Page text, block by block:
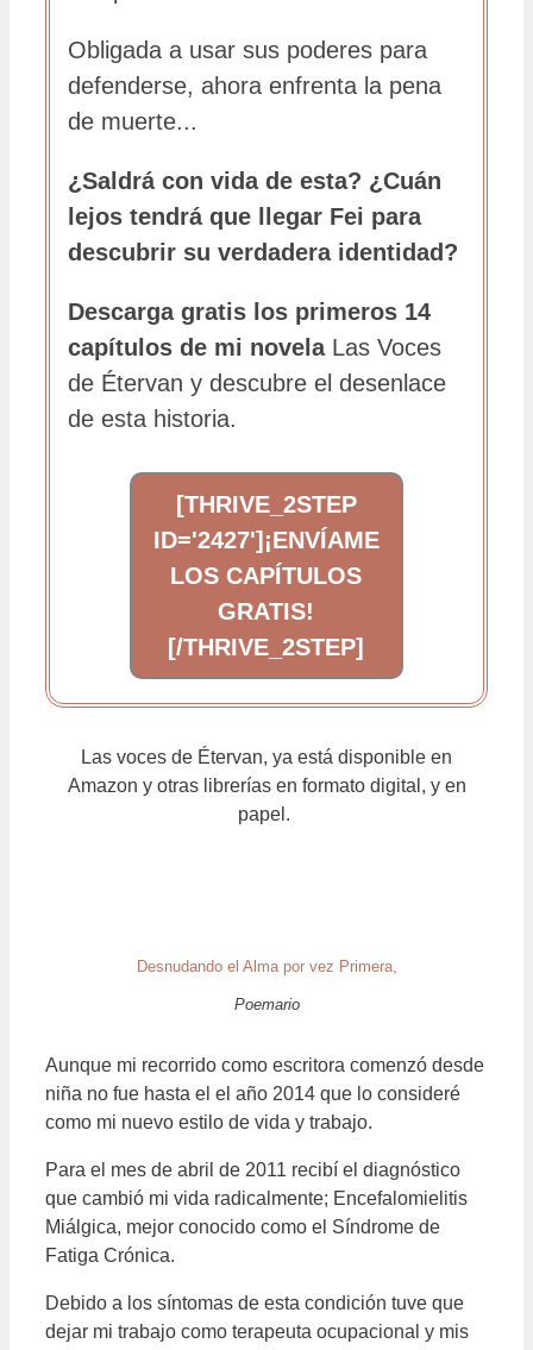
Obligada a usar sus poderes para
defenderse, ahora enfrenta la pena
de muerte...
¿Saldrá con vida de esta? ¿Cuán
lejos tendrá que llegar Fei para
descubrir su verdadera identidad?
Descarga gratis los primeros 14
capítulos de mi novelaLas Voces
de Étervan y descubre el desenlace
de esta historia.
[THRIVE_2STEP
ID='2427']¡ENVÍAME
LOS CAPÍTULOS
GRATIS!
[/THRIVE_2STEP]
Las voces de Étervan, ya está disponible en
Amazon y otras librerías en formato digital, y en
papel.
Desnudando el Alma por vez Primera,
Poemario
Aunque mi recorrido como escritora comenzó desde
niña no fue hasta el el año 2014 que lo consideré
como mi nuevo estilo de vida y trabajo.
Para el mes de abril de 2011 recibí el diagnóstico
que cambió mi vida radicalmente; Encefalomielitis
Miálgica, mejor conocido como el Síndrome de
Fatiga Crónica.
Debido a los síntomas de esta condición tuve que
dejar mi trabajo como terapeuta ocupacional y mis